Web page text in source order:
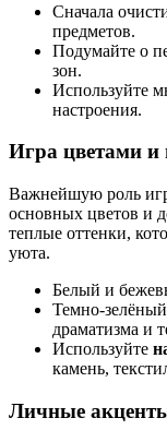
Сначала
предметов.
Подумайте о
зон.
Используйте
настроения.
Игра цветами и
Важнейшую роль
основных цветов и
теплые оттенки,
уюта.
Белый и
Темно-
драматизма и
Используйте
камень,
Личные